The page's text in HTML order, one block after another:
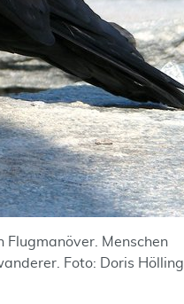
Flugmanöver. Menschen
Foto: Doris Hölling